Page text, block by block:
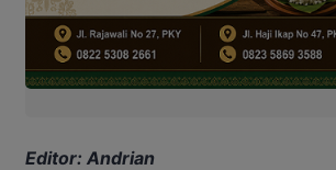
Editor: Andrian